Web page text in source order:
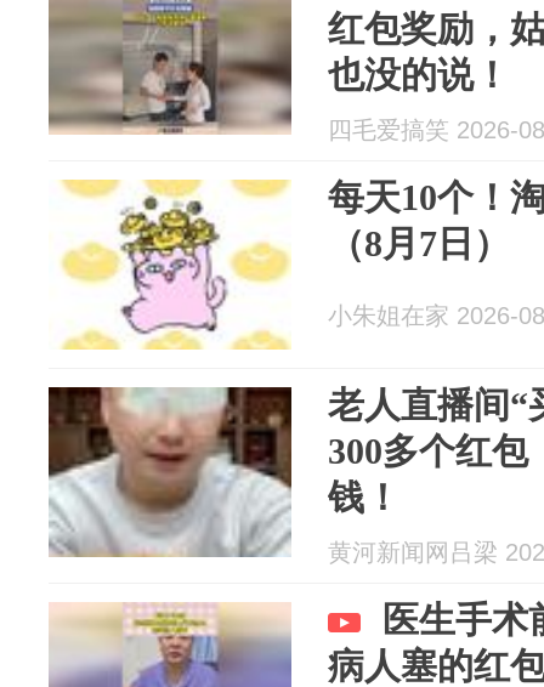
红包奖励，
也没的说！
四毛爱搞笑 2026-
每天10个！
（8月7日）
小朱姐在家 2026-
老人直播间“
300多个红包
钱！
黄河新闻网吕梁
医生手术
病人塞的红